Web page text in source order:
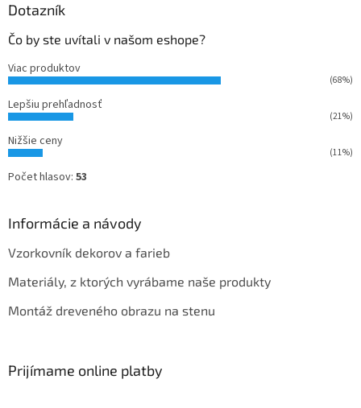
Dotazník
Čo by ste uvítali v našom eshope?
Viac produktov
(68%)
Lepšiu prehľadnosť
(21%)
Nižšie ceny
(11%)
Počet hlasov: 53
Informácie a návody
Vzorkovník dekorov a farieb
Materiály, z ktorých vyrábame naše produkty
Montáž dreveného obrazu na stenu
Prijímame online platby